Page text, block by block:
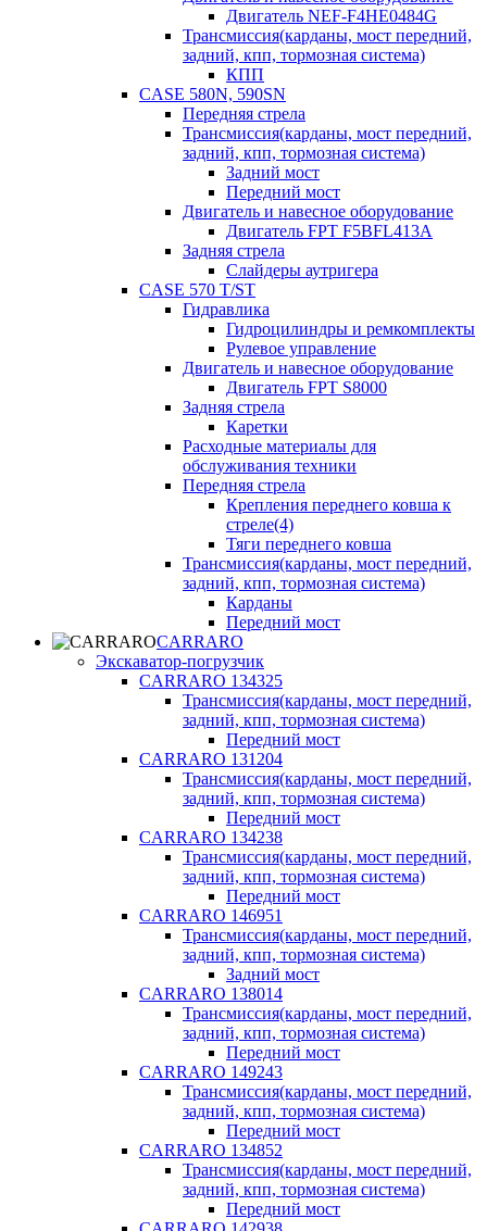
Двигатель NEF-F4HE0484G
Трансмиссия(карданы, мост передний,
задний, кпп, тормозная система)
КПП
CASE 580N, 590SN
Передняя стрела
Трансмиссия(карданы, мост передний,
задний, кпп, тормозная система)
Задний мост
Передний мост
Двигатель и навесное оборудование
Двигатель FPT F5BFL413A
Задняя стрела
Слайдеры аутригера
CASE 570 T/ST
Гидравлика
Гидроцилиндры и ремкомплекты
Рулевое управление
Двигатель и навесное оборудование
Двигатель FPT S8000
Задняя стрела
Каретки
Расходные материалы для
обслуживания техники
Передняя стрела
Крепления переднего ковша к
стреле(4)
Тяги переднего ковша
Трансмиссия(карданы, мост передний,
задний, кпп, тормозная система)
Карданы
Передний мост
CARRARO
Экскаватор-погрузчик
CARRARO 134325
Трансмиссия(карданы, мост передний,
задний, кпп, тормозная система)
Передний мост
CARRARO 131204
Трансмиссия(карданы, мост передний,
задний, кпп, тормозная система)
Передний мост
CARRARO 134238
Трансмиссия(карданы, мост передний,
задний, кпп, тормозная система)
Передний мост
CARRARO 146951
Трансмиссия(карданы, мост передний,
задний, кпп, тормозная система)
Задний мост
CARRARO 138014
Трансмиссия(карданы, мост передний,
задний, кпп, тормозная система)
Передний мост
CARRARO 149243
Трансмиссия(карданы, мост передний,
задний, кпп, тормозная система)
Передний мост
CARRARO 134852
Трансмиссия(карданы, мост передний,
задний, кпп, тормозная система)
Передний мост